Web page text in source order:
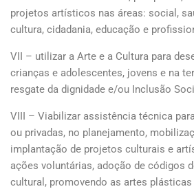
projetos artísticos nas áreas: social,
cultura, cidadania, educação e
VII – utilizar a Arte e a Cultura para
crianças e adolescentes, jovens e na
resgate da dignidade e/ou Inclusão
VIII – Viabilizar assistência técnica
ou privadas, no planejamento,
implantação de projetos culturais e
ações voluntárias, adoção de códigos
cultural, promovendo as artes